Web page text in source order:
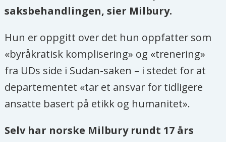
saksbehandlingen, sier Milbury.
Hun er oppgitt over det hun oppfatter som
«byråkratisk komplisering» og «trenering»
fra UDs side i Sudan-saken – i stedet for at
departementet «tar et ansvar for tidligere
ansatte basert på etikk og humanitet».
Selv har norske Milbury rundt 17 års